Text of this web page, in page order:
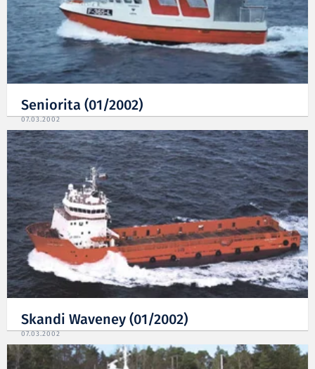
Seniorita (01/2002)
07.03.2002
Skandi Waveney (01/2002)
07.03.2002